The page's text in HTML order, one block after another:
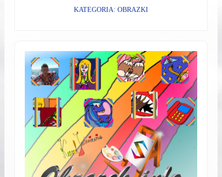
KATEGORIA: OBRAZKI